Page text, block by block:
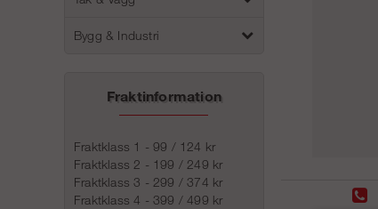
Bygg & Industri
Fraktinformation
Fraktklass 1 - 99 / 124 kr
Fraktklass 2 - 199 / 249 kr
Fraktklass 3 - 299 / 374 kr
Fraktklass 4 - 399 / 499 kr